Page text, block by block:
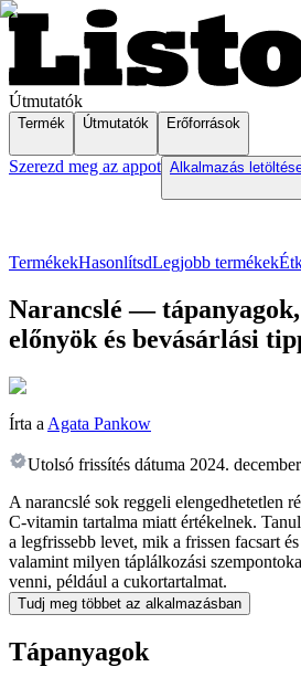
Útmutatók
Termék Útmutatók Erőforrások
Szerezd meg az appot Alkalmazás
TermékekHasonlítsdLegjobb termékek
Narancslé — tápanyagok,
előnyök és bevásárlási
Írta a Agata Pankow
Utolsó frissítés dátuma 2024.
A narancslé sok reggeli elengedhetetlen
C-vitamin tartalma miatt értékelnek.
a legfrissebb levet, mik a frissen facsart
valamint milyen táplálkozási
venni, például a cukortartalmat.
Tudj meg többet az alkalmazásban
Tápanyagok